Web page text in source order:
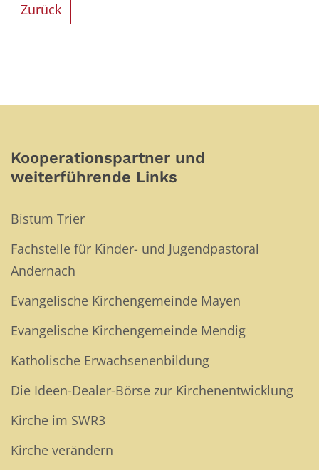
Zurück
Kooperationspartner und
weiterführende Links
Bistum Trier
Fachstelle für Kinder- und Jugendpastoral
Andernach
Evangelische Kirchengemeinde Mayen
Evangelische Kirchengemeinde Mendig
Katholische Erwachsenenbildung
Die Ideen-Dealer-Börse zur Kirchenentwicklung
Kirche im SWR3
Kirche verändern